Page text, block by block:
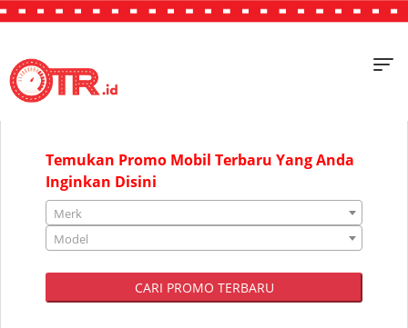
"JAKARTA"
Temukan Promo Mobil Terbaru Yang Anda
Inginkan Disini
Merk
Model
CARI PROMO TERBARU